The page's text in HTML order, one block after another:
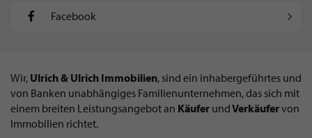
Facebook
Wir, Ulrich & Ulrich Immobilien, sind ein inhabergeführtes und
von Banken unabhängiges Familienunternehmen, das sich mit
einem breiten Leistungsangebot an Käufer undVerkäufervon
Immobilien richtet.